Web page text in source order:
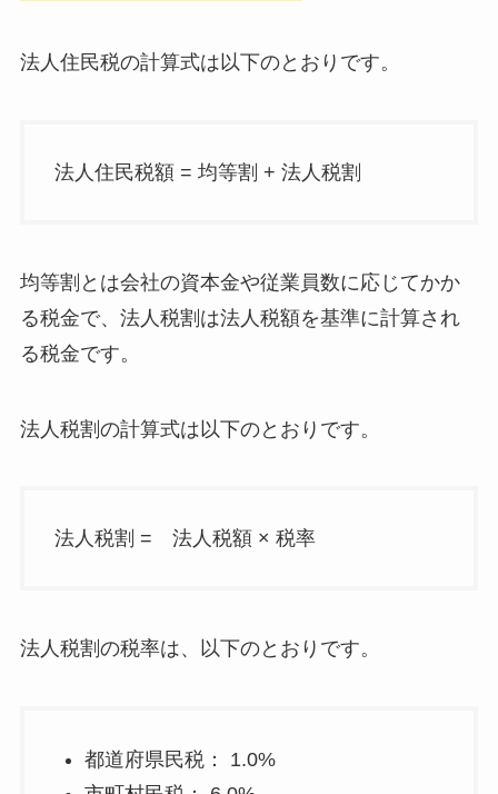
法人住民税の計算式は以下のとおりです。
法人住民税額 = 均等割 + 法人税割
均等割とは会社の資本金や従業員数に応じてかか
る税金で、法人税割は法人税額を基準に計算され
る税金です。
法人税割の計算式は以下のとおりです。
法人税割 = 法人税額 × 税率
法人税割の税率は、以下のとおりです。
都道府県民税： 1.0%